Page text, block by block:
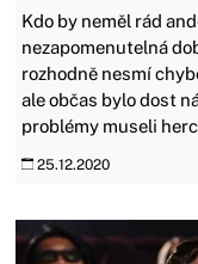
Kdo by neměl rád
nezapomenutelná
rozhodně nesmí
ale občas bylo dost
problémy museli
25.12.2020